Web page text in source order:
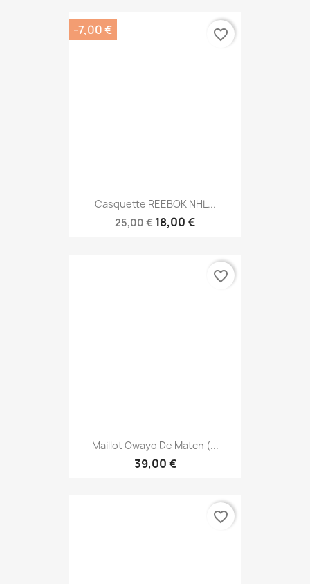
Casquette REEBOK NHL...
25,00 € 18,00 €
-7,00 € favorite_border
Maillot Owayo De Match (...
39,00 €
favorite_border
favorite_border